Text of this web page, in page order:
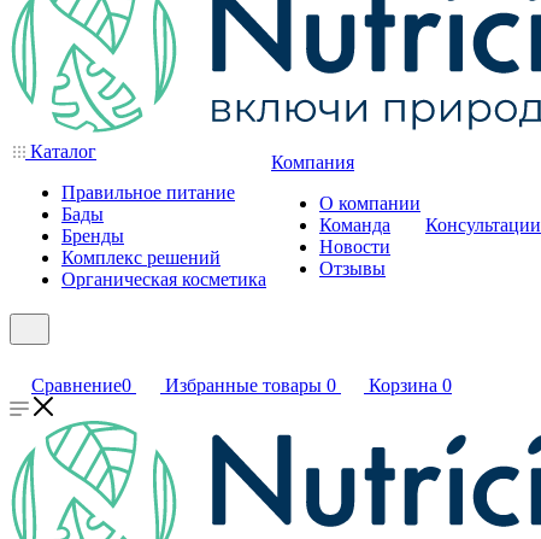
Каталог
Правильное питание
Бады
Бренды
Комплекс решений
Органическая косметика
Компания
О компании
Команда
Новости
Отзывы
Консультации
Сравнение0 Избранные товары 0 Корзина 0